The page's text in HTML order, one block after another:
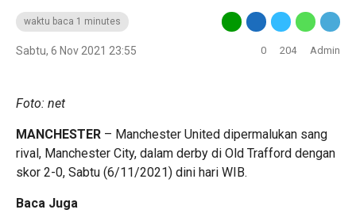
waktu baca 1 minutes
Sabtu, 6 Nov 2021 23:55 0 204 Admin
Foto: net
MANCHESTER – Manchester United dipermalukan sang
rival, Manchester City, dalam derby di Old Trafford dengan
skor 2-0, Sabtu (6/11/2021) dini hari WIB.
Baca Juga